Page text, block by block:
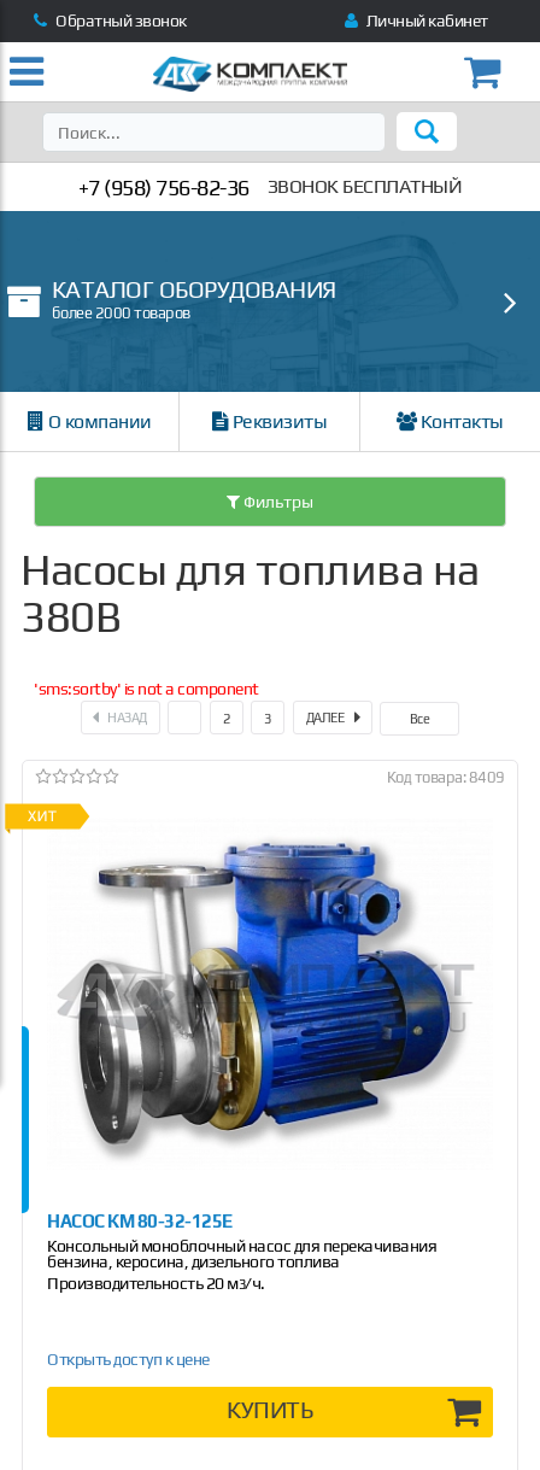
Обратный звонок Личный кабинет
+7 (958) 756-82-36 ЗВОНОК БЕСПЛАТНЫЙ
КАТАЛОГ ОБОРУДОВАНИЯ
более 2000 товаров
О компании Реквизиты Контакты
Фильтры
Насосы для топлива на
380В
'sms:sortby' is not a component
НАЗАД 2 3 ДАЛЕЕ Все
Код товара: 8409
НАСОС КМ 80-32-125Е
Консольный моноблочный насос для перекачивания
бензина, керосина, дизельного топлива
Производительность 20 м3/ч.
Открыть доступ к цене
КУПИТЬ